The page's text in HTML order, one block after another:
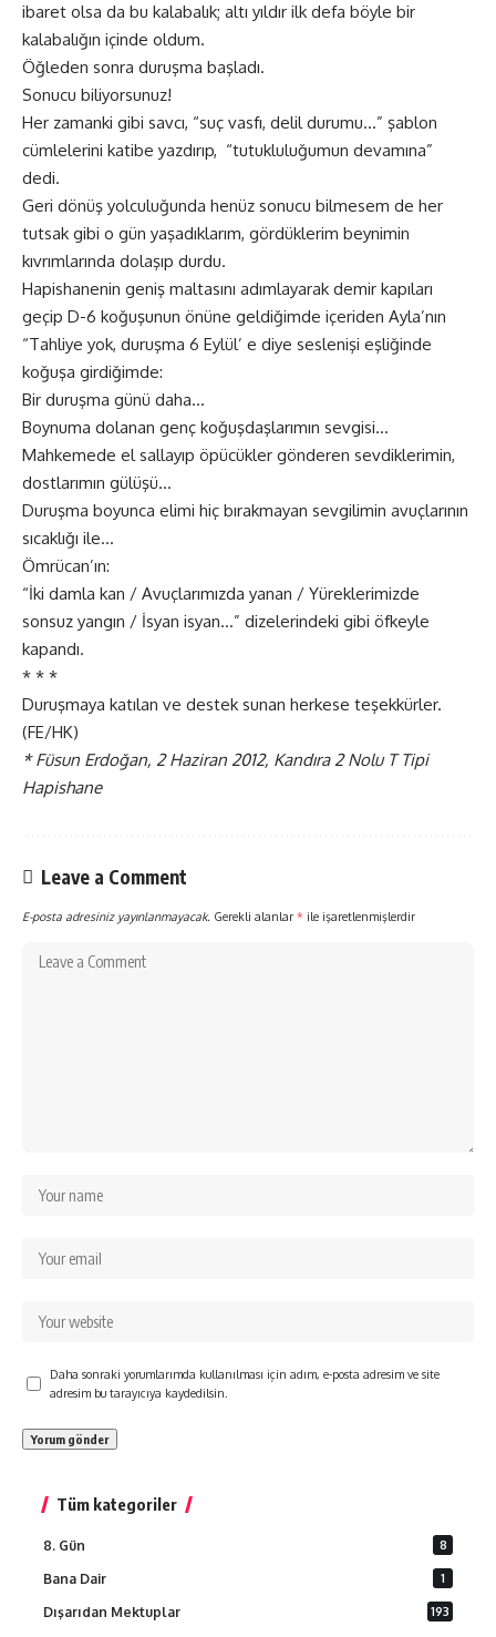
ibaret olsa da bu kalabalık; altı yıldır ilk defa böyle bir
kalabalığın içinde oldum.
Öğleden sonra duruşma başladı.
Sonucu biliyorsunuz!
Her zamanki gibi savcı, “suç vasfı, delil durumu…” şablon
cümlelerini katibe yazdırıp, “tutukluluğumun devamına”
dedi.
Geri dönüş yolculuğunda henüz sonucu bilmesem de her
tutsak gibi o gün yaşadıklarım, gördüklerim beynimin
kıvrımlarında dolaşıp durdu.
Hapishanenin geniş maltasını adımlayarak demir kapıları
geçip D-6 koğuşunun önüne geldiğimde içeriden Ayla’nın
“Tahliye yok, duruşma 6 Eylül’ e diye seslenişi eşliğinde
koğuşa girdiğimde:
Bir duruşma günü daha…
Boynuma dolanan genç koğuşdaşlarımın sevgisi…
Mahkemede el sallayıp öpücükler gönderen sevdiklerimin,
dostlarımın gülüşü…
Duruşma boyunca elimi hiç bırakmayan sevgilimin avuçlarının
sıcaklığı ile…
Ömrücan’ın:
“İki damla kan / Avuçlarımızda yanan / Yüreklerimizde
sonsuz yangın / İsyan isyan…” dizelerindeki gibi öfkeyle
kapandı.
* * *
Duruşmaya katılan ve destek sunan herkese teşekkürler.
(FE/HK)
* Füsun Erdoğan, 2 Haziran 2012, Kandıra 2 Nolu T Tipi
Hapishane
Leave a Comment
E-posta adresiniz yayınlanmayacak. Gerekli alanlar * ile işaretlenmişlerdir
Daha sonraki yorumlarımda kullanılması için adım, e-posta adresim ve site
adresim bu tarayıcıya kaydedilsin.
Tüm kategoriler
8. Gün 8
Bana Dair 1
Dışarıdan Mektuplar 193